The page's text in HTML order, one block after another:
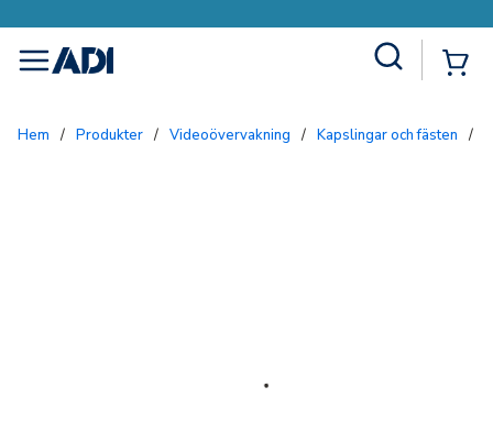
menu
Hem / Produkter / Videoövervakning / Kapslingar och fästen /